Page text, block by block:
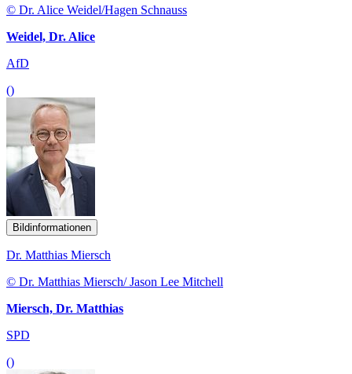
© Dr. Alice Weidel/Hagen Schnauss
Weidel, Dr. Alice
AfD
()
Bildinformationen
Dr. Matthias Miersch
© Dr. Matthias Miersch/ Jason Lee Mitchell
Miersch, Dr. Matthias
SPD
()